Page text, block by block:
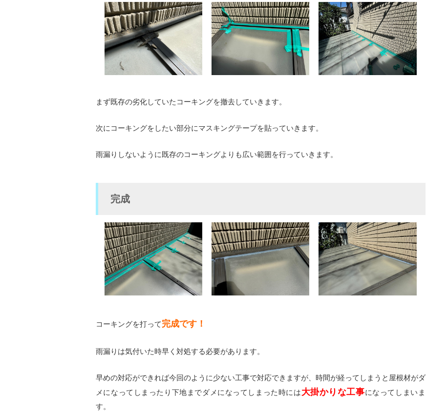
まず既存の劣化していたコーキングを撤去していきます。
次にコーキングをしたい部分にマスキングテープを貼っていきます。
雨漏りしないように既存のコーキングよりも広い範囲を行っていきます。
完成
コーキングを打って完成です！
雨漏りは気付いた時早く対処する必要があります。
早めの対応ができれば今回のように少ない工事で対応できますが、時間が経ってしまうと屋根材がダ
メになってしまったり下地までダメになってしまった時には大掛かりな工事になってしまいま
す。